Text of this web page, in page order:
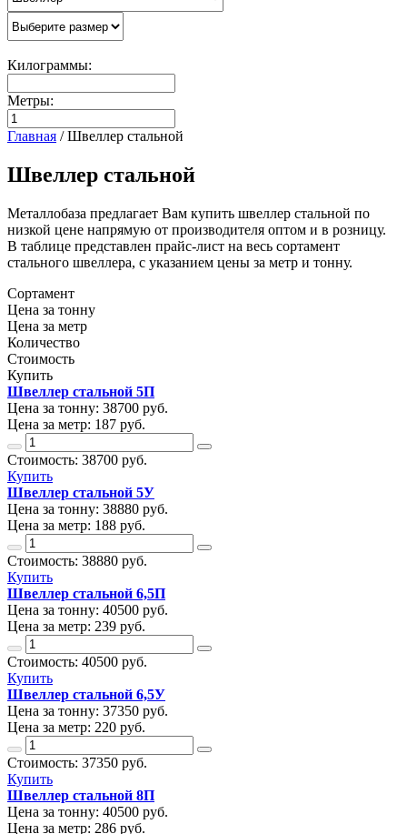
Килограммы:
Метры:
Главная /Швеллер стальной
Швеллер стальной
Металлобаза предлагает Вам купить швеллер стальной по
низкой цене напрямую от производителя оптом и в розницу.
В таблице представлен прайс-лист на весь сортамент
стального швеллера, с указанием цены за метр и тонну.
Сортамент
Цена за тонну
Цена за метр
Количество
Стоимость
Купить
Швеллер стальной 5П
Цена за тонну: 38700 руб.
Цена за метр: 187 руб.
Стоимость: 38700 руб.
Купить
Швеллер стальной 5У
Цена за тонну: 38880 руб.
Цена за метр: 188 руб.
Стоимость: 38880 руб.
Купить
Швеллер стальной 6,5П
Цена за тонну: 40500 руб.
Цена за метр: 239 руб.
Стоимость: 40500 руб.
Купить
Швеллер стальной 6,5У
Цена за тонну: 37350 руб.
Цена за метр: 220 руб.
Стоимость: 37350 руб.
Купить
Швеллер стальной 8П
Цена за тонну: 40500 руб.
Цена за метр: 286 руб.